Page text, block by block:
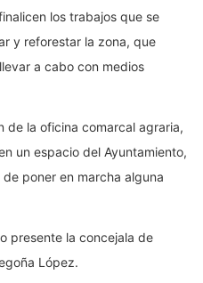
los trabajos que se
y reforestar la zona, que
a cabo con medios
de la oficina comarcal agraria,
un espacio del Ayuntamiento,
poner en marcha alguna
presente la concejala de
López.